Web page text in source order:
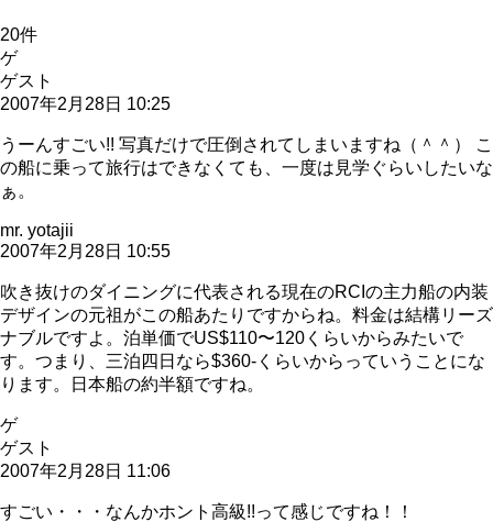
20件
ゲ
ゲスト
2007年2月28日 10:25
うーんすごい!! 写真だけで圧倒されてしまいますね（＾＾） こ
の船に乗って旅行はできなくても、一度は見学ぐらいしたいな
ぁ。
mr. yotajii
2007年2月28日 10:55
吹き抜けのダイニングに代表される現在のRCIの主力船の内装
デザインの元祖がこの船あたりですからね。料金は結構リーズ
ナブルですよ。泊単価でUS$110〜120くらいからみたいで
す。つまり、三泊四日なら$360-くらいからっていうことにな
ります。日本船の約半額ですね。
ゲ
ゲスト
2007年2月28日 11:06
すごい・・・なんかホント高級!!って感じですね！！